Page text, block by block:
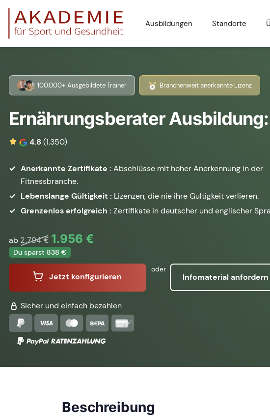
Ausbildungen Standorte
100.000+ Ausgebildete Trainer Branchenweit anerkannte Lizenz
Ernährungsberater
4.8 (1.350)
Anerkannte Zertifikate : Abschlüsse mit hoher Anerkennung in der
Fitnessbranche.
Lebenslange Gültigkeit : Lizenzen, die nie ihre Gültigkeit verlieren.
Grenzenlos erfolgreich : Zertifikate in deutscher und englischer
ab 2.794 € 1.956 €
Du sparst 838 €
Jetzt konfigurieren
oder
Infomaterial anfordern
Sicher und einfach bezahlen
Beschreibung